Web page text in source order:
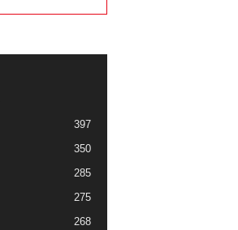
397
350
285
275
268